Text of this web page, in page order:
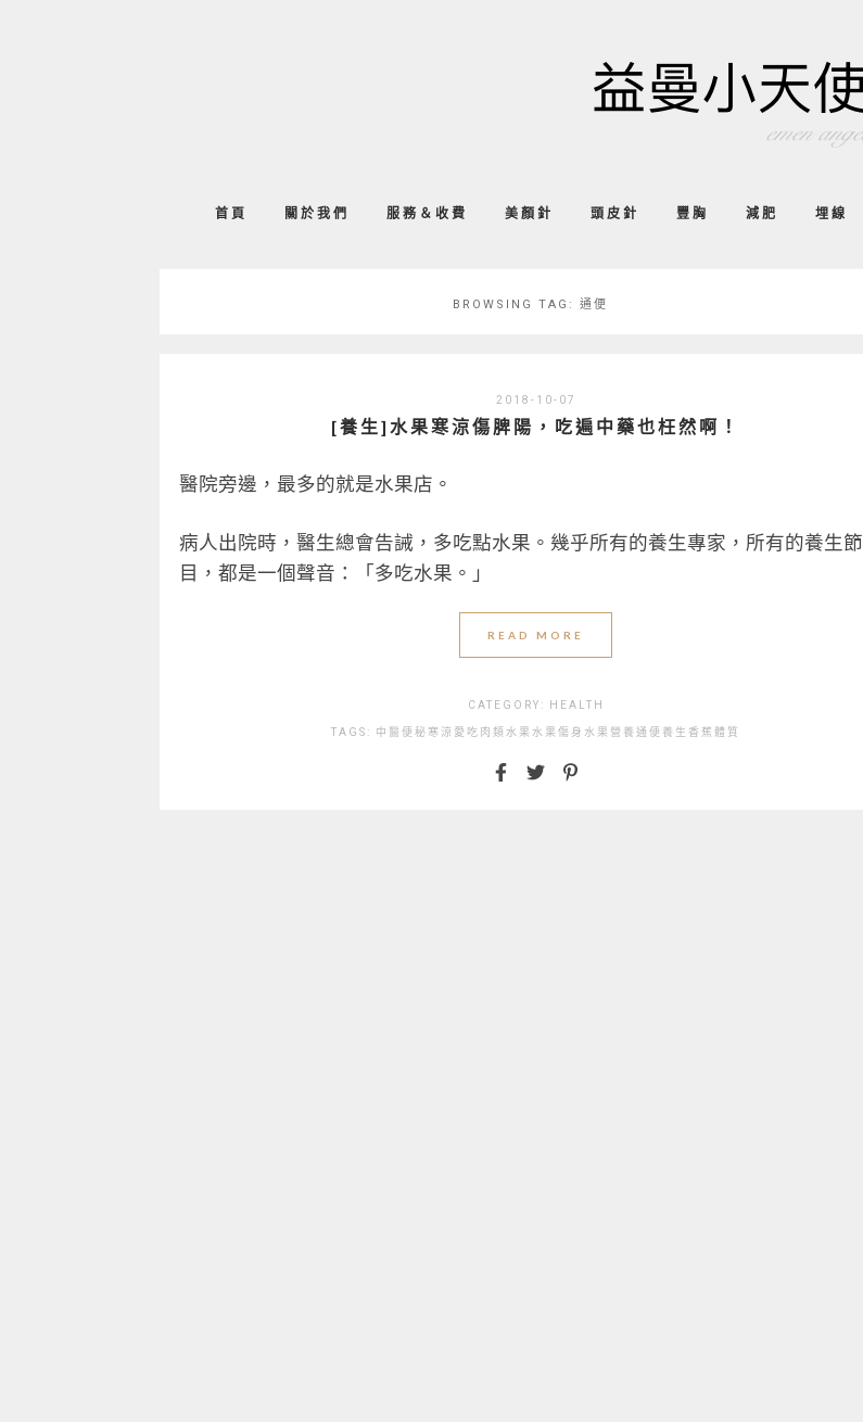
首頁 關於我們 服務＆收費 美顏針 頭皮針 豐胸 減肥 埋線
BROWSING TAG: 通便
2018-10-07
[養生]水果寒涼傷脾陽，吃遍中藥也枉然啊！
醫院旁邊，最多的就是水果店。
病人出院時，醫生總會告誡，多吃點水果。幾乎所有的養生專家，所有的養生節
目，都是一個聲音：「多吃水果。」
READ MORE
CATEGORY: HEALTH
TAGS: 中醫 便秘 寒涼 愛吃肉類 水果 水果傷身 水果營養 通便 養生 香蕉 體質